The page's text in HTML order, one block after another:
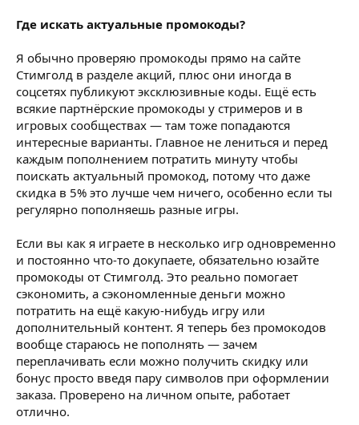
Где искать актуальные промокоды?
Я обычно проверяю промокоды прямо на сайте
Стимголд в разделе акций, плюс они иногда в
соцсетях публикуют эксклюзивные коды. Ещё есть
всякие партнёрские промокоды у стримеров и в
игровых сообществах — там тоже попадаются
интересные варианты. Главное не лениться и перед
каждым пополнением потратить минуту чтобы
поискать актуальный промокод, потому что даже
скидка в 5% это лучше чем ничего, особенно если ты
регулярно пополняешь разные игры.
Если вы как я играете в несколько игр одновременно
и постоянно что-то докупаете, обязательно юзайте
промокоды от Стимголд. Это реально помогает
сэкономить, а сэкономленные деньги можно
потратить на ещё какую-нибудь игру или
дополнительный контент. Я теперь без промокодов
вообще стараюсь не пополнять — зачем
переплачивать если можно получить скидку или
бонус просто введя пару символов при оформлении
заказа. Проверено на личном опыте, работает
отлично.